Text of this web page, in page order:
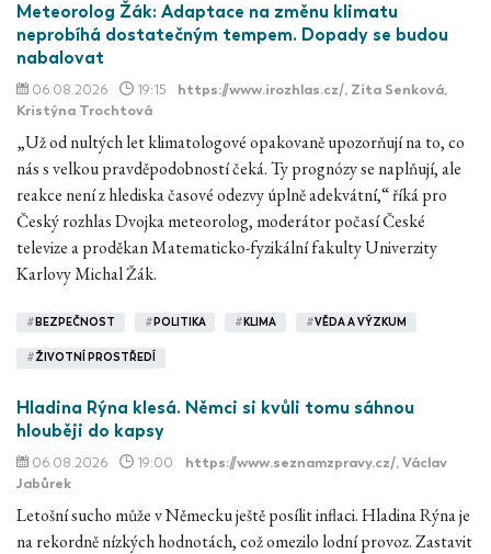
Meteorolog Žák: Adaptace na změnu klimatu
neprobíhá dostatečným tempem. Dopady se budou
nabalovat
06.08.2026 19:15 https://www.irozhlas.cz/, Zita Senková,
Kristýna Trochtová
„Už od nultých let klimatologové opakovaně upozorňují na to, co
nás s velkou pravděpodobností čeká. Ty prognózy se naplňují, ale
reakce není z hlediska časové odezvy úplně adekvátní,“ říká pro
Český rozhlas Dvojka meteorolog, moderátor počasí České
televize a proděkan Matematicko-fyzikální fakulty Univerzity
Karlovy Michal Žák.
# BEZPEČNOST # POLITIKA # KLIMA #VĚDA A VÝZKUM
#ŽIVOTNÍ PROSTŘEDÍ
Hladina Rýna klesá. Němci si kvůli tomu sáhnou
hlouběji do kapsy
06.08.2026 19:00 https://www.seznamzpravy.cz/, Václav
Jabůrek
Letošní sucho může v Německu ještě posílit inflaci. Hladina Rýna je
na rekordně nízkých hodnotách, což omezilo lodní provoz. Zastavit